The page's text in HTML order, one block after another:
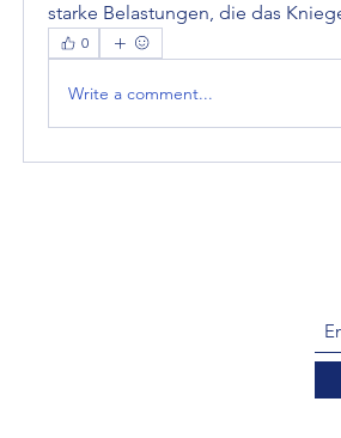
starke Belastungen, die das
0
Write a comment...